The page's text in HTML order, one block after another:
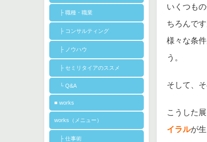
├ 職種・職業
├ コンサルティング
├ ノウハウ
├ セミリタイアのススメ
└ Q&A
■ works
works（メニュー）
├ 仕事術
いくつも
ちろんで
様々な条
う。
そして、
こうした
イラルが